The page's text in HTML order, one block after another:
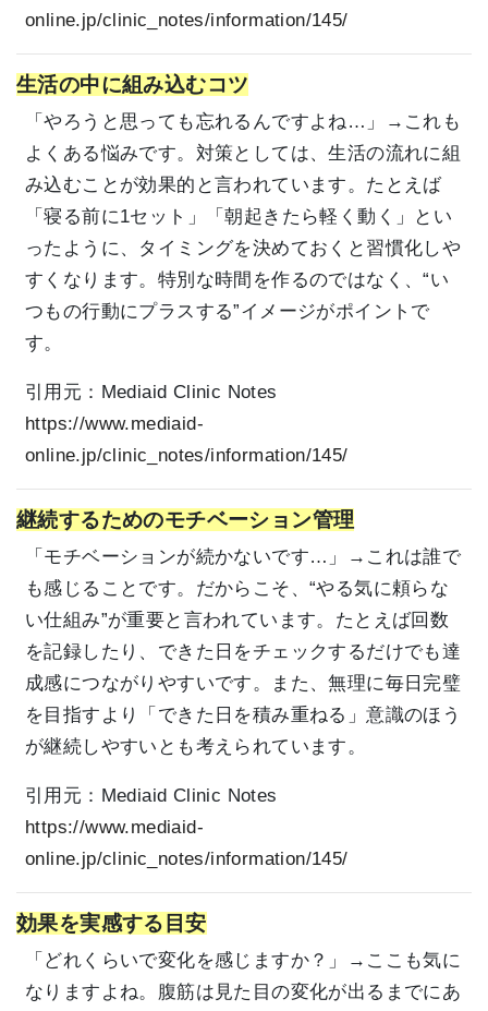
online.jp/clinic_notes/information/145/
生活の中に組み込むコツ
「やろうと思っても忘れるんですよね…」→これも
よくある悩みです。対策としては、生活の流れに組
み込むことが効果的と言われています。たとえば
「寝る前に1セット」「朝起きたら軽く動く」とい
ったように、タイミングを決めておくと習慣化しや
すくなります。特別な時間を作るのではなく、“い
つもの行動にプラスする”イメージがポイントで
す。
引用元： Mediaid Clinic Notes
https://www.mediaid-
online.jp/clinic_notes/information/145/
継続するためのモチベーション管理
「モチベーションが続かないです…」→これは誰で
も感じることです。だからこそ、“やる気に頼らな
い仕組み”が重要と言われています。たとえば回数
を記録したり、できた日をチェックするだけでも達
成感につながりやすいです。また、無理に毎日完璧
を目指すより「できた日を積み重ねる」意識のほう
が継続しやすいとも考えられています。
引用元： Mediaid Clinic Notes
https://www.mediaid-
online.jp/clinic_notes/information/145/
効果を実感する目安
「どれくらいで変化を感じますか？」→ここも気に
なりますよね。腹筋は見た目の変化が出るまでにあ